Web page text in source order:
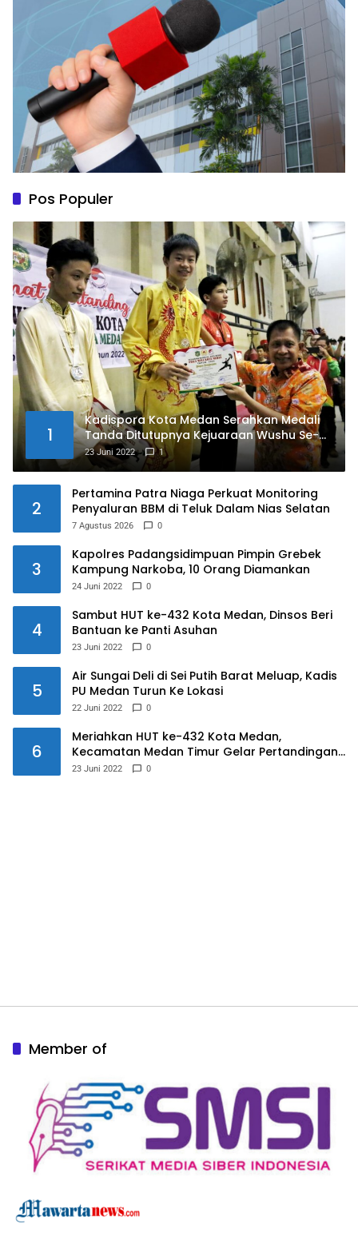
Pos Populer
1
Kadispora Kota Medan Serahkan Medali
Tanda Ditutupnya Kejuaraan Wushu Se-
Kota Medan Memperebutkan Piala Wali
Kota Medan Tahun 2022
23 Juni 2022 1
2
Pertamina Patra Niaga Perkuat Monitoring
Penyaluran BBM di Teluk Dalam Nias Selatan
7 Agustus 2026 0
3
Kapolres Padangsidimpuan Pimpin Grebek
Kampung Narkoba, 10 Orang Diamankan
24 Juni 2022 0
4
Sambut HUT ke-432 Kota Medan, Dinsos Beri
Bantuan ke Panti Asuhan
23 Juni 2022 0
5
Air Sungai Deli di Sei Putih Barat Meluap, Kadis
PU Medan Turun Ke Lokasi
22 Juni 2022 0
6
Meriahkan HUT ke-432 Kota Medan,
Kecamatan Medan Timur Gelar Pertandingan
Futsal
23 Juni 2022 0
Member of